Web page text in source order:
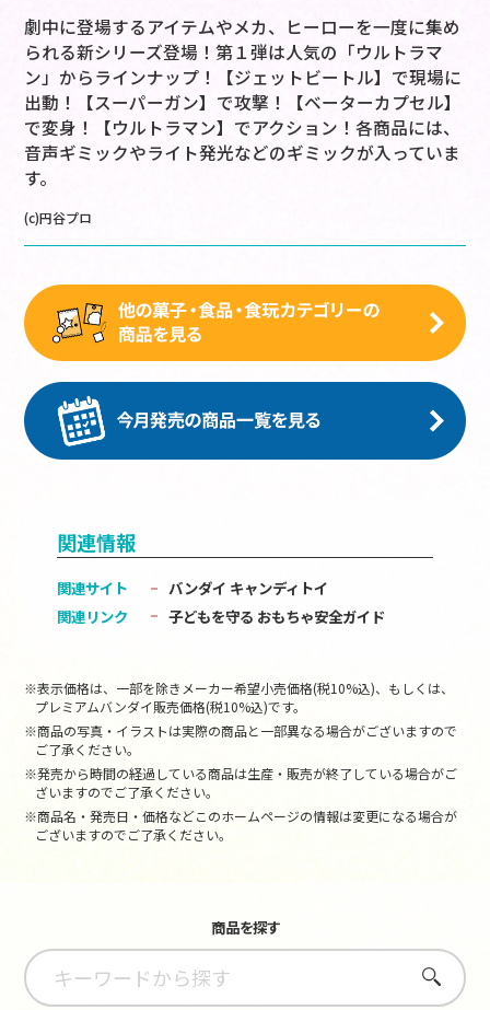
劇中に登場するアイテムやメカ、ヒーローを一度に集め
られる新シリーズ登場！第１弾は人気の「ウルトラマ
ン」からラインナップ！【ジェットビートル】で現場に
出動！【スーパーガン】で攻撃！【ベーターカプセル】
で変身！【ウルトラマン】でアクション！各商品には、
音声ギミックやライト発光などのギミックが入っていま
す。
(c)円谷プロ
関連情報
関連サイト
バンダイ キャンディトイ
関連リンク
子どもを守る おもちゃ安全ガイド
※表示価格は、一部を除きメーカー希望小売価格(税10%込)、もしくは、
プレミアムバンダイ販売価格(税10%込)です。
※商品の写真・イラストは実際の商品と一部異なる場合がございますので
ご了承ください。
※発売から時間の経過している商品は生産・販売が終了している場合がご
ざいますのでご了承ください。
※商品名・発売日・価格などこのホームページの情報は変更になる場合が
ございますのでご了承ください。
商品を探す
さがす